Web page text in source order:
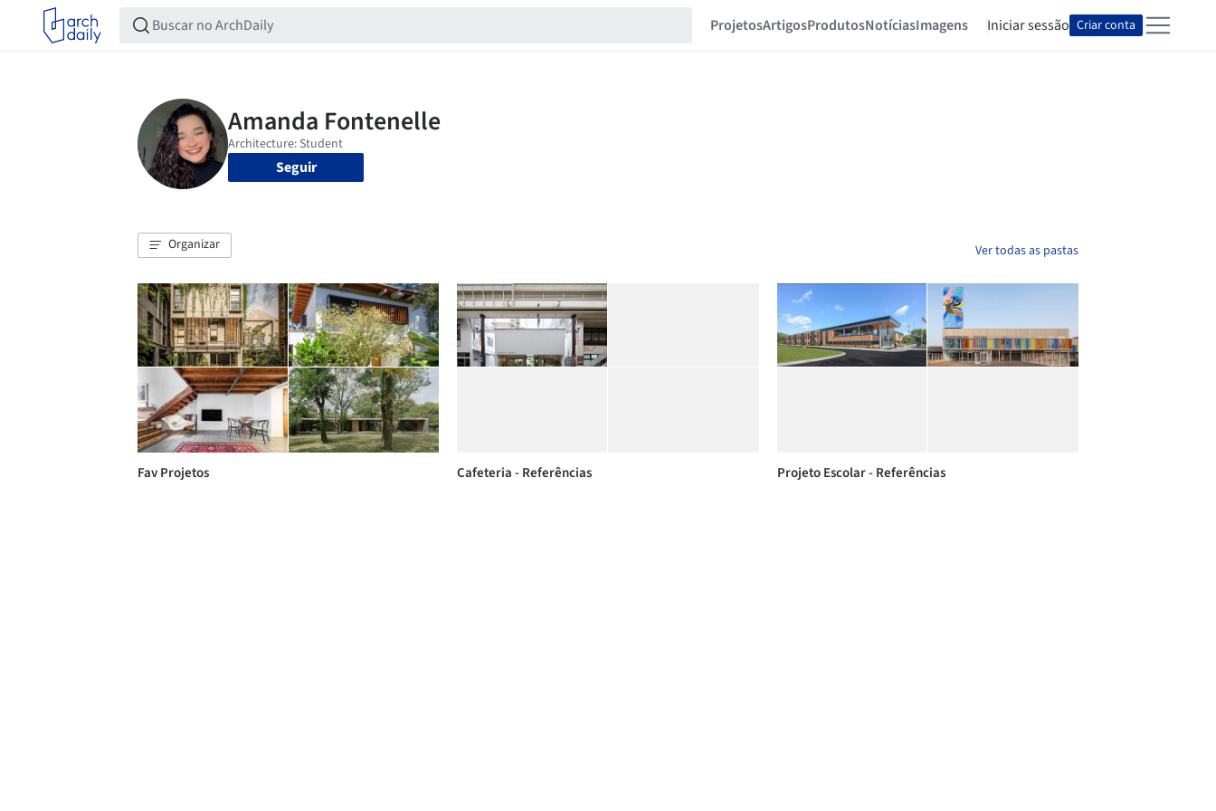
ProjetosArtigosProdutosNotíciasImagens Iniciar sessão Criar conta
Seguir
Organizar Ver todas as pastas
Fav Projetos Cafeteria - Referências Projeto Escolar - Referências